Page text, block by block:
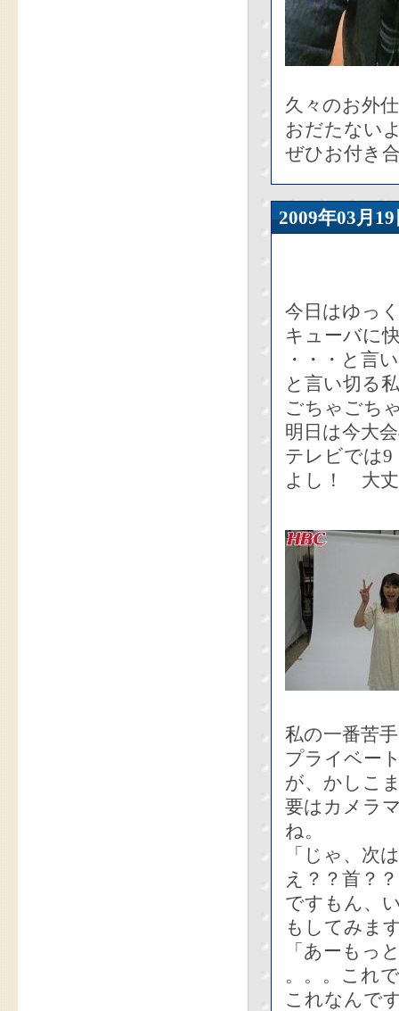
久々のお外
おだたない
ぜひお付き
2009年03
今日はゆっ
キューバに
・・・と言
と言い切る
ごちゃごち
明日は今大
テレビでは9
よし！ 大
私の一番苦
プライベー
が、かしこ
要はカメラ
ね。
「じゃ、次
え？？首？
ですもん、
もしてみま
「あーもっ
。。。これ
これなんで